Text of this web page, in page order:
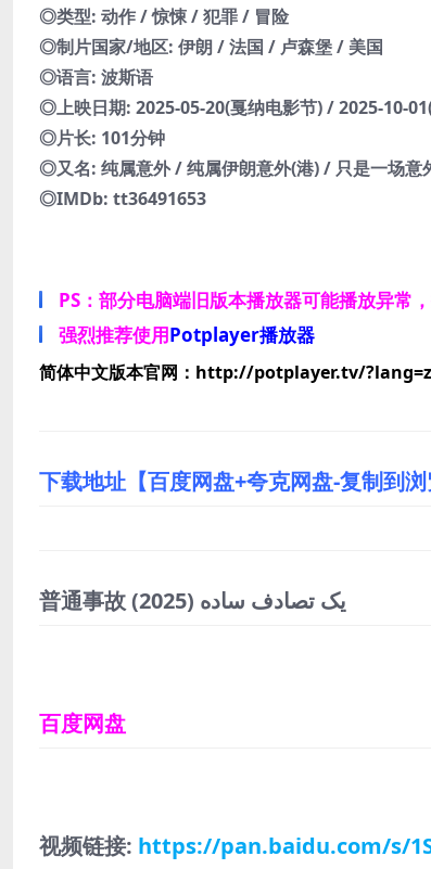
◎类型: 动作 / 惊悚 / 犯罪 / 冒险
◎制片国家/地区: 伊朗 / 法国 / 卢森堡 / 美国
◎语言: 波斯语
◎上映日期: 2025-05-20(戛纳电影节) / 2025-10-
◎片长: 101分钟
◎又名: 纯属意外 / 纯属伊朗意外(港) / 只是一场
◎IMDb: tt36491653
PS：部分电脑端旧版本播放器可能播放异常
强烈推荐使用Potplayer播放器
简体中文版本官网：http://potplayer.tv/
下载地址【百度网盘+夸克网盘-复制到
普通事故 یک تصادف ساده (2025)
百度网盘
视频链接: https://pan.baidu.com/s/